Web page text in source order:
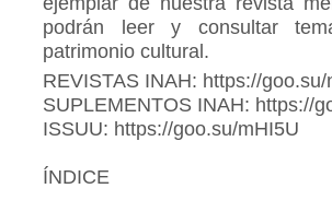
podrán leer y consultar
patrimonio cultural.
REVISTAS INAH: https://goo.su/
SUPLEMENTOS INAH: https://
ISSUU: https://goo.su/mHI5U
ÍNDICE